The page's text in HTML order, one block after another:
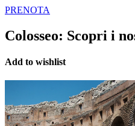
PRENOTA
Colosseo: Scopri i
Add to wishlist